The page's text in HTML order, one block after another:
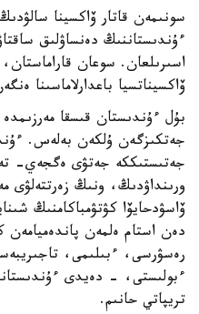
ءۇندىستاننىڭ دەنساۋلىق
اسىرىلعان. سوعان
ۆاكسيناتسيا باعدارلاماسىنا
بۇل ءۇندىستان قىسقا
جەتكىزگەن ۇلكەن بەلەس.
جەتىستىككە جەتۋى ەگجەي-
ورىنداۋدىڭ، ونىڭ زەرتتەلۋى
دەن استام ەلمەن
رەسۋرسى، ءبىلىمى،
ءبولىستى، - دەيدى
تريپاتي حانىم.